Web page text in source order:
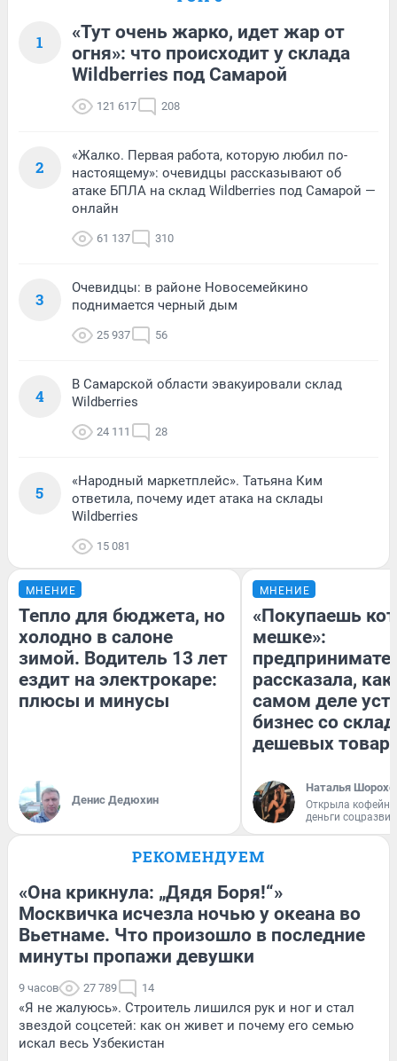
1
«Тут очень жарко, идет жар от
огня»: что происходит у склада
Wildberries под Самарой
121 617 208
2
«Жалко. Первая работа, которую любил по-
настоящему»: очевидцы рассказывают об
атаке БПЛА на склад Wildberries под Самарой —
онлайн
61 137 310
3
Очевидцы: в районе Новосемейкино
поднимается черный дым
25 937 56
4
В Самарской области эвакуировали склад
Wildberries
24 111 28
5
«Народный маркетплейс». Татьяна Ким
ответила, почему идет атака на склады
Wildberries
15 081
МНЕНИЕ
Тепло для бюджета, но
холодно в салоне
зимой. Водитель 13 лет
ездит на электрокаре:
плюсы и минусы
Денис Дедюхин
МНЕНИЕ
«Покупаешь
мешке»:
рассказала, как
самом деле
бизнес со
дешевых
Наталья
Открыла
деньги
РЕКОМЕНДУЕМ
«Она крикнула: „Дядя Боря!“»
Москвичка исчезла ночью у океана во
Вьетнаме. Что произошло в последние
минуты пропажи девушки
9 часов 27 789 14
«Я не жалуюсь». Строитель лишился рук и ног и стал
звездой соцсетей: как он живет и почему его семью
искал весь Узбекистан